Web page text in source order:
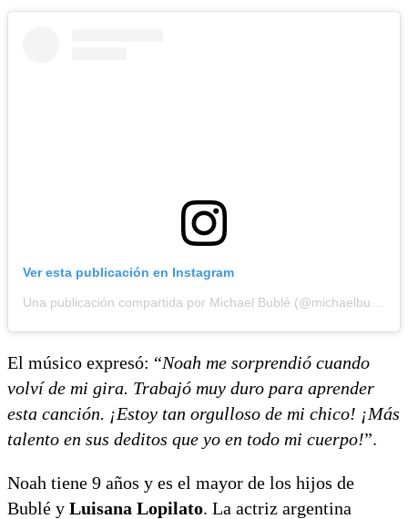
Ver esta publicación en Instagram
El músico expresó: “Noah me sorprendió cuando
volví de mi gira. Trabajó muy duro para aprender
esta canción. ¡Estoy tan orgulloso de mi chico! ¡Más
talento en sus deditos que yo en todo mi cuerpo!”.
Noah tiene 9 años y es el mayor de los hijos de
Bublé y Luisana Lopilato. La actriz argentina